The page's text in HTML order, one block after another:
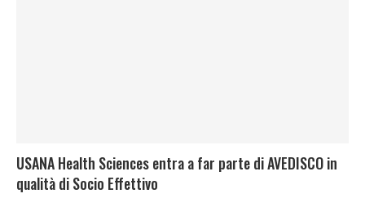
USANA Health Sciences entra a far parte di AVEDISCO in
qualità di Socio Effettivo